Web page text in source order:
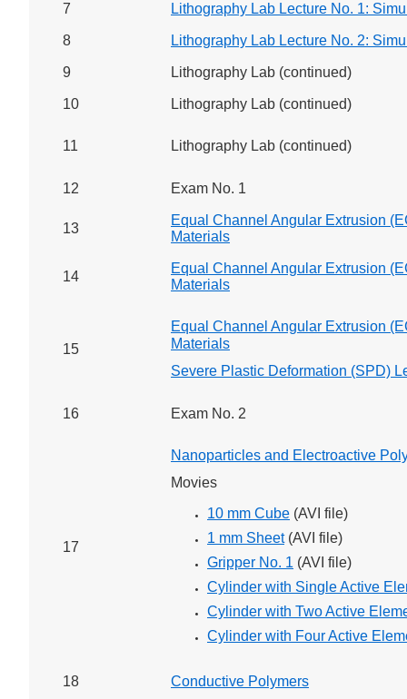
7 Lithography Lab Lecture No. 1:
8 Lithography Lab Lecture No. 2:
9 Lithography Lab (continued)
10 Lithography Lab (continued)
11 Lithography Lab (continued)
12 Exam No. 1
13
Equal Channel Angular Extrusion
Materials
14
Equal Channel Angular Extrusion
Materials
15
Equal Channel Angular Extrusion
Materials
Severe Plastic Deformation (SPD)
16 Exam No. 2
17
Nanoparticles and Electroactive
Movies
10 mm Cube (AVI file)
1 mm Sheet(AVI file)
Gripper No. 1 (AVI file)
Cylinder with Single Active
Cylinder with Two Active
Cylinder with Four Active
18 Conductive Polymers